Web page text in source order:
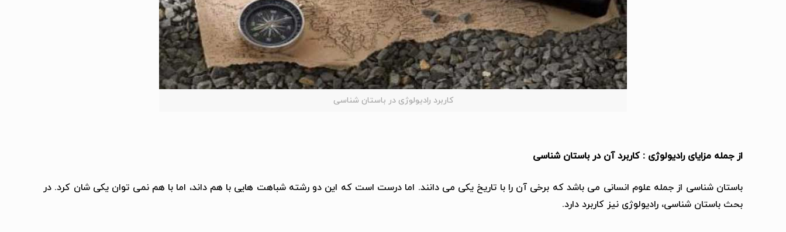
کاربرد رادیولوژی در باستان شناسی
از جمله مزایای رادیولوژی : کاربرد آن در باستان شناسی
باستان شناسی از جمله علوم انسانی می باشد که برخی آن را با تاریخ یکی می دانند. اما درست است که این دو رشته شباهت هایی با هم داند، اما با هم نمی توان یکی شان کرد. در
بحث باستان شناسی، رادیولوژی نیز کاربرد دارد.